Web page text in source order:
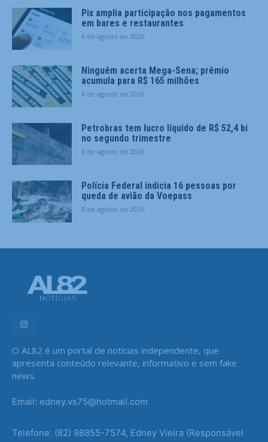
Pix amplia participação nos pagamentos
em bares e restaurantes
6 de agosto de 2026
Ninguém acerta Mega-Sena; prêmio
acumula para R$ 165 milhões
6 de agosto de 2026
Petrobras tem lucro líquido de R$ 52,4 bi
no segundo trimestre
6 de agosto de 2026
Polícia Federal indicia 16 pessoas por
queda de avião da Voepass
6 de agosto de 2026
O AL82 é um portal de notícias independente, que
apresenta conteúdo relevante, informativo e sem fake
news.
Email: edney.vs75@hotmail.com
Telefone: (82) 98855-7574, Edney Vieira (Responsável